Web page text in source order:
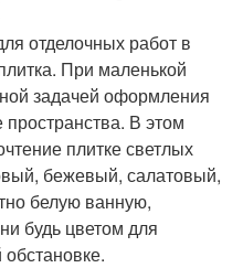
отделочных работ в
При маленькой
задачей оформления
пространства. В этом
плитке светлых
бежевый, салатовый,
белую ванную,
будь цветом для